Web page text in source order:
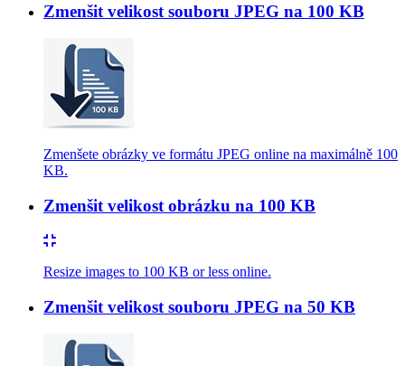
Zmenšit velikost souboru JPEG na 100 KB
Zmenšete obrázky ve formátu JPEG online na maximálně 100
KB.
Zmenšit velikost obrázku na 100 KB
Resize images to 100 KB or less online.
Zmenšit velikost souboru JPEG na 50 KB